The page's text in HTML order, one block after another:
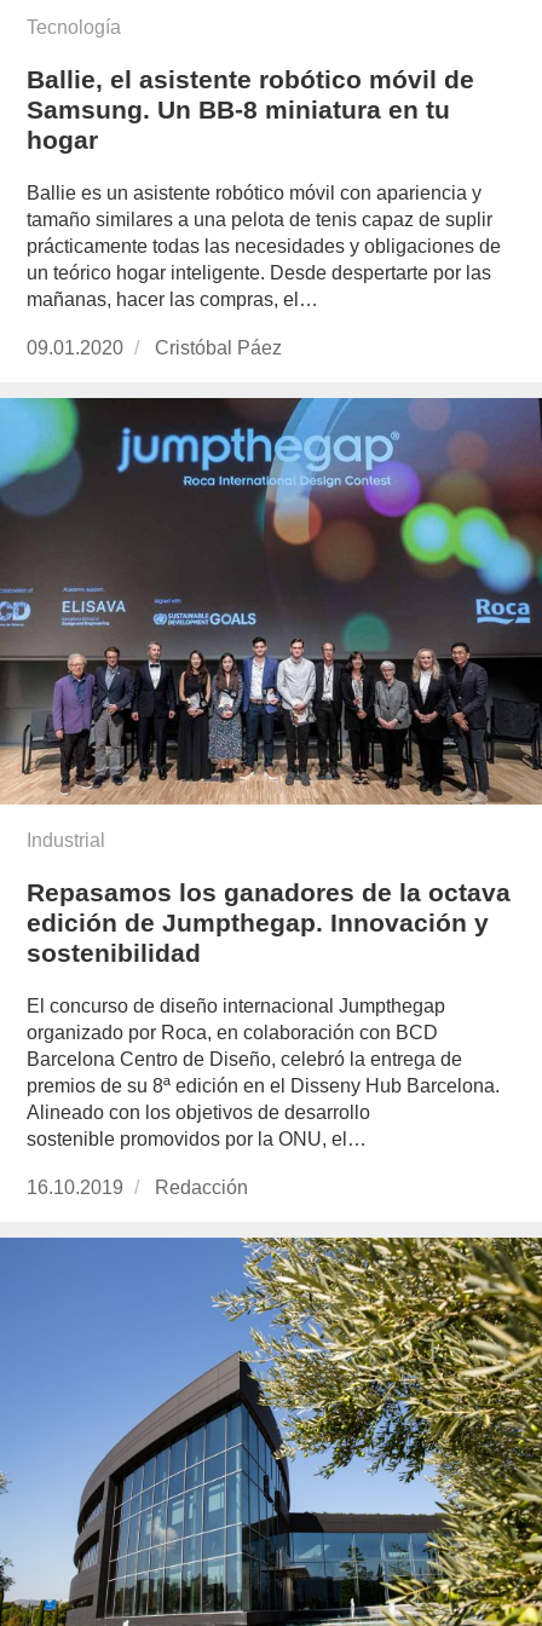
Tecnología
Ballie, el asistente robótico móvil de
Samsung. Un BB-8 miniatura en tu
hogar
Ballie es un asistente robótico móvil con apariencia y
tamaño similares a una pelota de tenis capaz de suplir
prácticamente todas las necesidades y obligaciones de
un teórico hogar inteligente. Desde despertarte por las
mañanas, hacer las compras, el…
Publicado
09.01.2020
https://www.experimenta.es/author/cristobal-
Cristóbal Páez
Industrial
Repasamos los ganadores de la octava
edición de Jumpthegap. Innovación y
sostenibilidad
El concurso de diseño internacional Jumpthegap
organizado por Roca, en colaboración con BCD
Barcelona Centro de Diseño, celebró la entrega de
premios de su 8ª edición en el Disseny Hub Barcelona.
Alineado con los objetivos de desarrollo
sostenible promovidos por la ONU, el…
Publicado
16.10.2019 https://www.experimenta.es/author/redaccion/
Redacción